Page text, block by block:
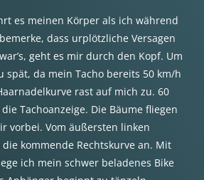
es meinen Körper als ich während
dass urplötzliche Versagen
geht es mir durch den Kopf. Um
spät, da mein Tacho bereits 50 km/h
rast auf mich zu. 60
Tachoanzeige. Die Bäume fliegen
vorbei. Vom äußersten linken
kommende Rechtskurve an. Mit
ich mein schwer beladenes Bike